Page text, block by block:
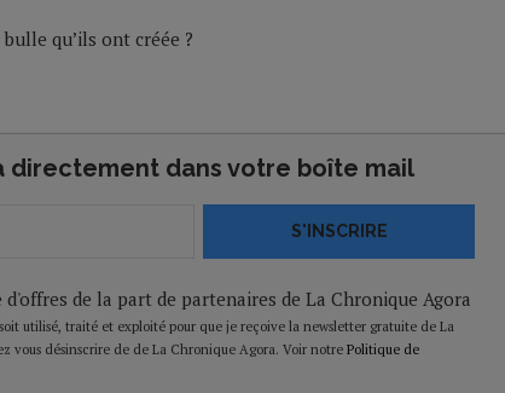
qu’ils ont créée ?
directement dans votre boîte mail
S'INSCRIRE
de la part de partenaires de La Chronique Agora
utilisé, traité et exploité pour que je reçoive la newsletter gratuite de La
vous désinscrire de de La Chronique Agora. Voir notre Politique de